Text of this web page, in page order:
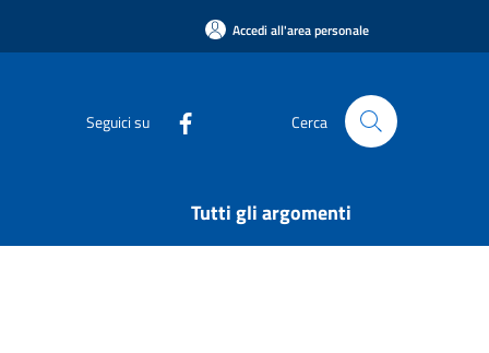
Accedi all'area personale
Seguici su Cerca
Tutti gli argomenti